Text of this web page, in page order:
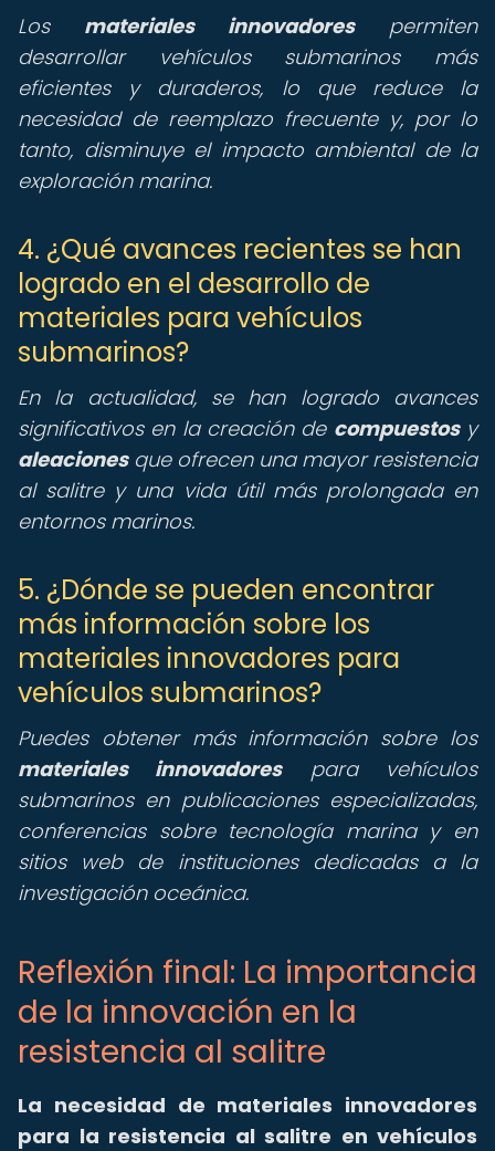
Los materiales innovadorespermiten
desarrollar vehículos submarinos más
eficientes y duraderos, lo que reduce la
necesidad de reemplazo frecuente y, por lo
tanto, disminuye el impacto ambiental de la
exploración marina.
4. ¿Qué avances recientes se han
logrado en el desarrollo de
materiales para vehículos
submarinos?
En la actualidad, se han logrado avances
significativos en la creación de compuestosy
aleacionesque ofrecen una mayor resistencia
al salitre y una vida útil más prolongada en
entornos marinos.
5. ¿Dónde se pueden encontrar
más información sobre los
materiales innovadores para
vehículos submarinos?
Puedes obtener más información sobre los
materiales innovadorespara vehículos
submarinos en publicaciones especializadas,
conferencias sobre tecnología marina y en
sitios web de instituciones dedicadas a la
investigación oceánica.
Reflexión final: La importancia
de la innovación en la
resistencia al salitre
La necesidad de materiales innovadores
para la resistencia al salitre en vehículos